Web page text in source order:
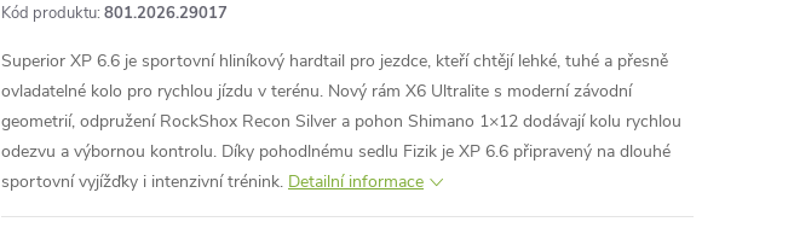
Kód produktu: 801.2026.29017
Superior XP 6.6 je sportovní hliníkový hardtail pro jezdce, kteří chtějí lehké, tuhé a přesně
ovladatelné kolo pro rychlou jízdu v terénu. Nový rám X6 Ultralite s moderní závodní
geometrií, odpružení RockShox Recon Silver a pohon Shimano 1×12 dodávají kolu rychlou
odezvu a výbornou kontrolu. Díky pohodlnému sedlu Fizik je XP 6.6 připravený na dlouhé
sportovní vyjížďky i intenzivní trénink. Detailní informace